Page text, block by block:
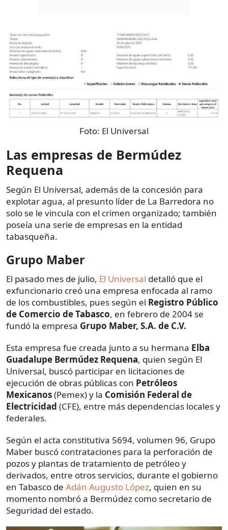
Foto: El Universal
Las empresas de Bermúdez
Requena
Según El Universal, además de la concesión para
explotar agua, al presunto líder de La Barredora no
solo se le vincula con el crimen organizado; también
poseía una serie de empresas en la entidad
tabasqueña.
Grupo Maber
El pasado mes de julio, El Universal detalló que el
exfuncionario creó una empresa enfocada al ramo
de los combustibles, pues según el Registro Público
de Comercio de Tabasco, en febrero de 2004 se
fundó la empresa Grupo Maber, S.A. de C.V.
Esta empresa fue creada junto a su hermana Elba
Guadalupe Bermúdez Requena, quien según El
Universal, buscó participar en licitaciones de
ejecución de obras públicas con Petróleos
Mexicanos(Pemex) y la Comisión Federal de
Electricidad (CFE), entre más dependencias locales y
federales.
Según el acta constitutiva 5694, volumen 96, Grupo
Maber buscó contrataciones para la perforación de
pozos y plantas de tratamiento de petróleo y
derivados, entre otros servicios, durante el gobierno
en Tabasco de Adán Augusto López, quien en su
momento nombró a Bermúdez como secretario de
Seguridad del estado.